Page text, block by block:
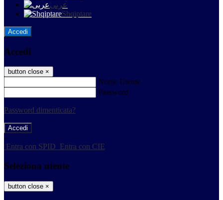
عربى
Shqiptare
Accedi
Accedi
button close ×
Nome Utente
Password
Password dimenticata?
-
Entra con SPID Entra con CIE
Seleziona utente
button close ×